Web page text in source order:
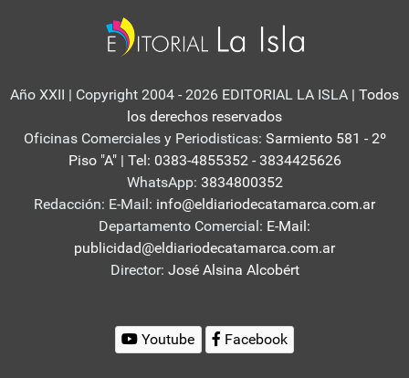
Año XXII | Copyright 2004 - 2026 EDITORIAL LA ISLA | Todos
los derechos reservados
Oficinas Comerciales y Periodisticas: Sarmiento 581 - 2º
Piso "A" | Tel: 0383-4855352 - 3834425626
WhatsApp: 3834800352
Redacción: E-Mail: info@eldiariodecatamarca.com.ar
Departamento Comercial: E-Mail:
publicidad@eldiariodecatamarca.com.ar
Director: José Alsina Alcobért
Youtube Facebook